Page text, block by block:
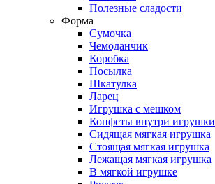
Полезные сладости
Форма
Сумочка
Чемоданчик
Коробка
Посылка
Шкатулка
Ларец
Игрушка с мешком
Конфеты внутри игрушки
Сидящая мягкая игрушка
Стоящая мягкая игрушка
Лежащая мягкая игрушка
В мягкой игрушке